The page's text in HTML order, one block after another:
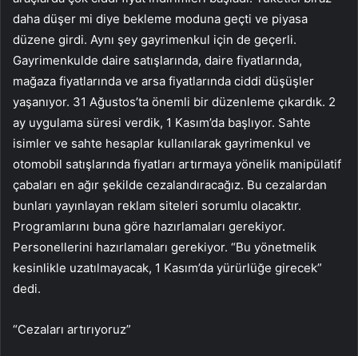
daha düşer mi diye bekleme moduna geçti ve piyasa
düzene girdi. Aynı şey gayrimenkul için de geçerli.
Gayrimenkulde daire satışlarında, daire fiyatlarında,
mağaza fiyatlarında ve arsa fiyatlarında ciddi düşüşler
yaşanıyor. 31 Ağustos’ta önemli bir düzenleme çıkardık. 2
ay uygulama süresi verdik, 1 Kasım’da başlıyor. Sahte
isimler ve sahte hesaplar kullanılarak gayrimenkul ve
otomobil satışlarında fiyatları artırmaya yönelik manipülatif
çabaları en ağır şekilde cezalandıracağız. Bu cezalardan
bunları yayınlayan reklam siteleri sorumlu olacaktır.
Programlarını buna göre hazırlamaları gerekiyor.
Personellerini hazırlamaları gerekiyor. “Bu yönetmelik
kesinlikle uzatılmayacak, 1 Kasım’da yürürlüğe girecek”
dedi.
“Cezaları artırıyoruz”